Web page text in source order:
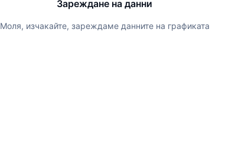
Зареждане на данни
Моля, изчакайте, зареждаме данните на графиката